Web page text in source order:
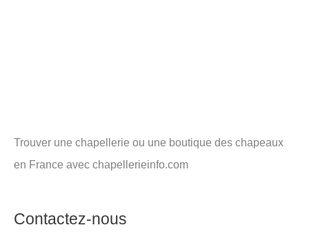
Trouver une chapellerie ou une boutique des chapeaux
en France avec chapellerieinfo.com
Contactez-nous